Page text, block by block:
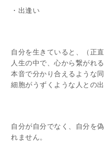
・出逢い
自分を生きていると、（正直
人生の中で、心から繋がれ
本音で分かり合えるような
細胞がうずくような人との
自分が自分でなく、自分を
れません。